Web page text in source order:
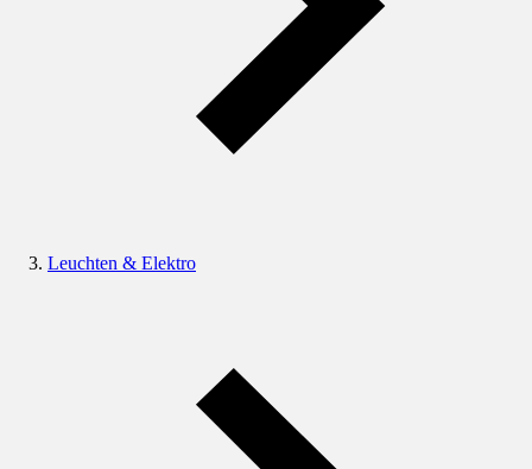
Leuchten & Elektro